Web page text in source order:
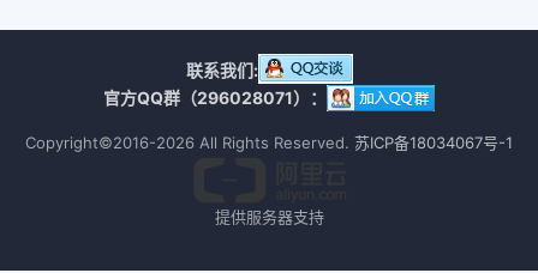
联系我们:
官方QQ群（296028071）：
Copyright©2016-2026 All Rights Reserved. 苏ICP备18034067号-1
提供服务器支持